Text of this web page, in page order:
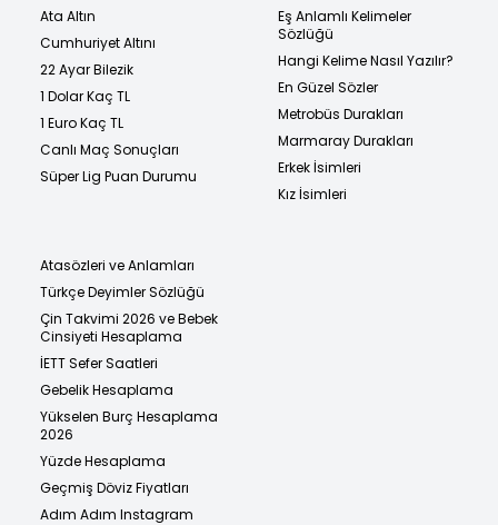
Ata Altın
Cumhuriyet Altını
22 Ayar Bilezik
1 Dolar Kaç TL
1 Euro Kaç TL
Canlı Maç Sonuçları
Süper Lig Puan Durumu
Eş Anlamlı Kelimeler
Sözlüğü
Hangi Kelime Nasıl Yazılır?
En Güzel Sözler
Metrobüs Durakları
Marmaray Durakları
Erkek İsimleri
Kız İsimleri
Atasözleri ve Anlamları
Türkçe Deyimler Sözlüğü
Çin Takvimi 2026 ve Bebek
Cinsiyeti Hesaplama
İETT Sefer Saatleri
Gebelik Hesaplama
Yükselen Burç Hesaplama
2026
Yüzde Hesaplama
Geçmiş Döviz Fiyatları
Adım Adım Instagram